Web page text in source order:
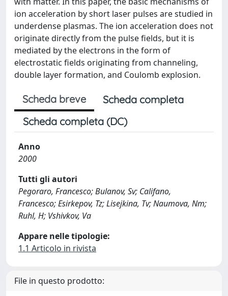
ion acceleration by short laser pulses are studied in
underdense plasmas. The ion acceleration does not
originate directly from the pulse fields, but it is
mediated by the electrons in the form of
electrostatic fields originating from channeling,
double layer formation, and Coulomb explosion.
Scheda breve
Scheda completa
Scheda completa (DC)
Anno
2000
Tutti gli autori
Pegoraro, Francesco; Bulanov, Sv; Califano,
Francesco; Esirkepov, Tz; Lisejkina, Tv; Naumova, Nm;
Ruhl, H; Vshivkov, Va
Appare nelle tipologie:
1.1 Articolo in rivista
File in questo prodotto: